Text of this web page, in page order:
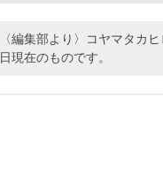
〈編集部より〉コヤマタカ
日現在のものです。